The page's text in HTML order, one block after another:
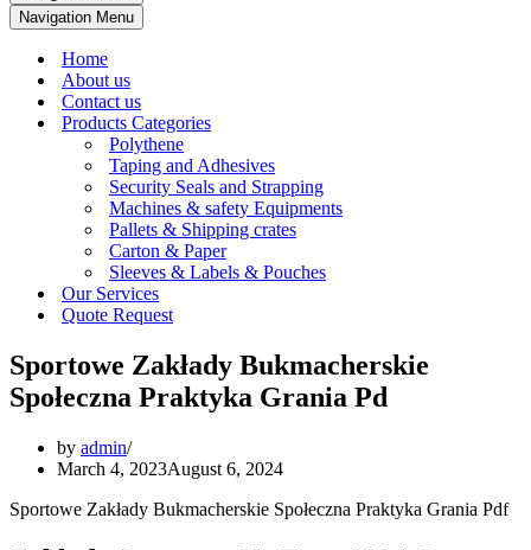
Navigation Menu
Home
About us
Contact us
Products Categories
Polythene
Taping and Adhesives
Security Seals and Strapping
Machines & safety Equipments
Pallets & Shipping crates
Carton & Paper
Sleeves & Labels & Pouches
Our Services
Quote Request
Sportowe Zakłady Bukmacherskie
Społeczna Praktyka Grania Pd
by admin
March 4, 2023August 6, 2024
Sportowe Zakłady Bukmacherskie Społeczna Praktyka Grania Pdf